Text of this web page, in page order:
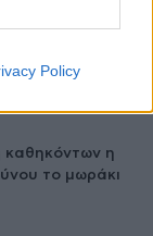
Policy
καθηκόντων η
το μωράκι